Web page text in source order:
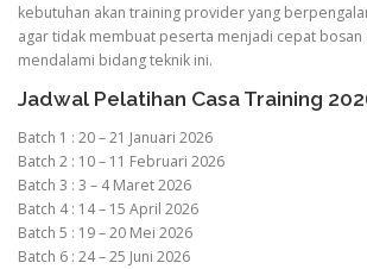
kebutuhan akan training provider yang
agar tidak membuat peserta menjadi cepat bosan
mendalami bidang teknik ini.
Jadwal Pelatihan Casa Training
Batch 1 : 20 – 21 Januari 2026
Batch 2 : 10 – 11 Februari 2026
Batch 3 : 3 – 4 Maret 2026
Batch 4 : 14 – 15 April 2026
Batch 5 : 19 – 20 Mei 2026
Batch 6 : 24 – 25 Juni 2026